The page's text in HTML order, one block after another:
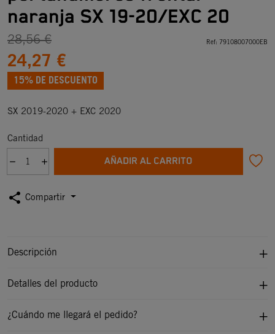
naranja SX 19-20/EXC 20
28,56 €
24,27 €
15% DE DESCUENTO
Ref: 79108007000EB
SX 2019-2020 + EXC 2020
Cantidad
AÑADIR AL CARRITO
share Compartir
Descripción
Detalles del producto
¿Cuándo me llegará el pedido?